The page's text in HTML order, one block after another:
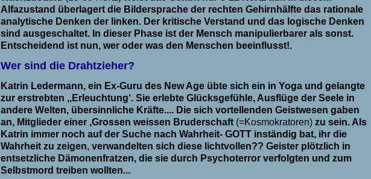
Alfazustand überlagert die Bildersprache der rechten Gehirnhälfte das rationale
analytische Denken der linken. Der kritische Verstand und das logische Denken
sind ausgeschaltet. In dieser Phase ist der Mensch manipulierbarer als sonst.
Entscheidend ist nun, wer oder was den Menschen beeinflusst!.
Wer sind die Drahtzieher?
Katrin Ledermann, ein Ex-Guru des New Age übte sich ein in Yoga und gelangte
zur erstrebten ,,Erleuchtung‘. Sie erlebte Glücksgefühle, Ausflüge der Seele in
andere Welten, übersinnliche Kräfte.... Die sich vortellenden Geistwesen gaben
an, Mitglieder einer ,Grossen weissen Bruderschaft (=Kosmokratoren) zu sein. Als
Katrin immer noch auf der Suche nach Wahrheit- GOTT inständig bat, ihr die
Wahrheit zu zeigen, verwandelten sich diese lichtvollen?? Geister plötzlich in
entsetzliche Dämonenfratzen, die sie durch Psychoterror verfolgten und zum
Selbstmord treiben wollten...